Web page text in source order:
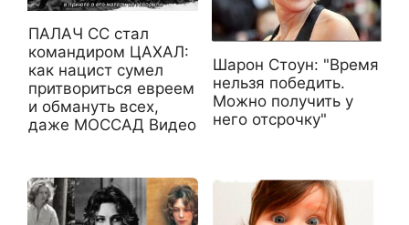
ПАЛАЧ СС стал
командиром ЦАХАЛ:
как нацист сумел
притвориться евреем
и обмануть всех,
даже МОССАД Видео
Шарон Стоун: "Время
нельзя победить.
Можно получить у
него отсрочку"